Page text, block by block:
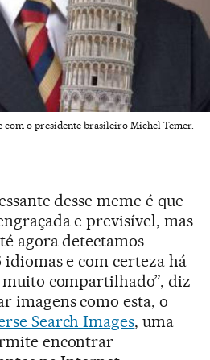
com o presidente brasileiro Michel Temer.
desse meme é que
e previsível, mas
agora detectamos
idiomas e com certeza há
compartilhado”, diz
imagens como esta, o
Search Images, uma
encontrar